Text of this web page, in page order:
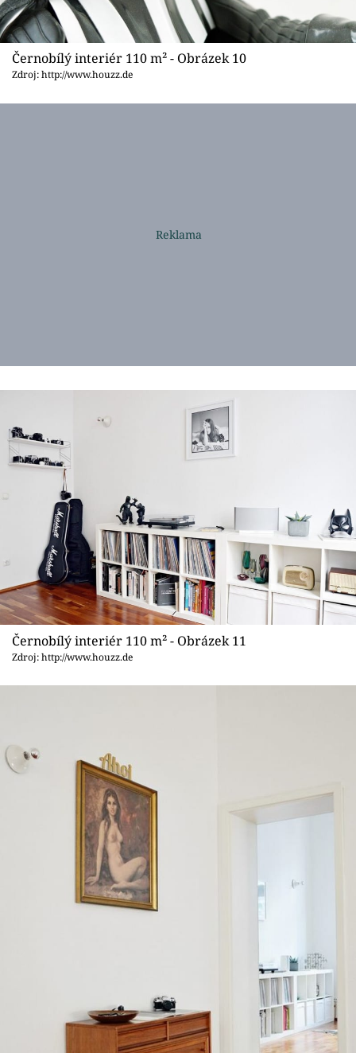
Černobílý interiér 110 m² - Obrázek 10
Zdroj: http://www.houzz.de
Černobílý interiér 110 m² - Obrázek 11
Zdroj: http://www.houzz.de